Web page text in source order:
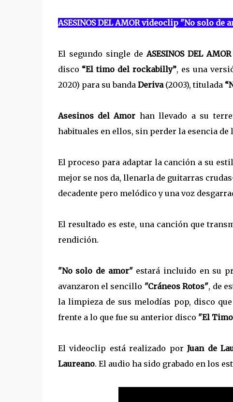
ASESINOS DEL AMOR videoclip "No solo de
El segundo single deASESINOS DEL AMOR
disco “El timo del rockabilly”, es una
2020) para su banda Deriva(2003), titulada
Asesinos del Amor han llevado a su
habituales en ellos, sin perder la esencia
El proceso para adaptar la canción a su
mejor se nos da, llenarla de guitarras
decadente pero melódico y una voz
El resultado es este, una canción que
rendición.
"No solo de amor"estará incluido en su
avanzaron el sencillo "Cráneos Rotos", de
la limpieza de sus melodías pop, disco
frente a lo que fue su anterior disco "El
El videoclip está realizado porJuan de
Laureano. El audio ha sido grabado en los